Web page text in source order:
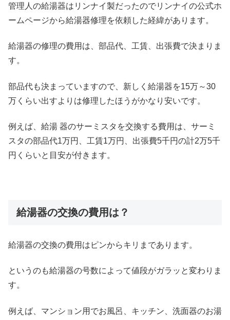
管理人の給湯器はリンナイ製だったのでリンナイの公式ホ
ームページから給湯器修理を依頼した経緯があります。
給湯器の修理の費用は、部品代、工賃、出張費で決まりま
す。
部品代も決まっていますので、新しく給湯器を15万～30
万くらい出すよりは修理したほうがかなり安いです。
例えば、給湯 器のサーミスタを交換する費用は、サーミ
スタの部品代1万円、工賃1万円、出張費5千円の計2万5千
円くらいと目安が付きます。
給湯器の交換の費用は？
給湯器の交換の費用はピンからキリまであります。
というのも給湯器の号数によって値段がガラッと変わりま
す。
例えば、マンション用でお風呂、キッチン、洗面器のお湯